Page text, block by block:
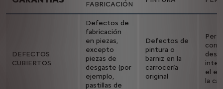
FABRICACIÓN
Defectos de
fabricación
en piezas,
excepto
piezas de
desgaste (por
ejemplo,
pastillas de
Defectos de
pintura o
barniz en la
carrocería
original
el
la
DEFECTOS
CUBIERTOS